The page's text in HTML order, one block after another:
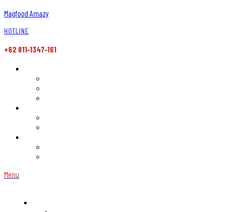
Magfood Amazy
HOTLINE
+62 811‑1347‑161
Menu